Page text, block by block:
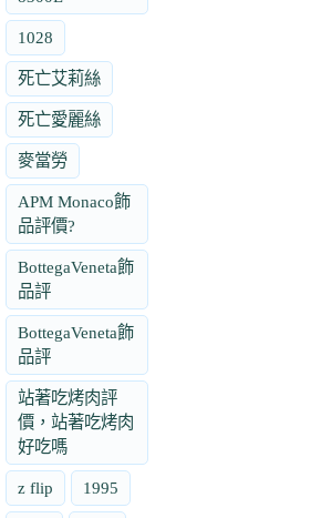
1028
死亡艾莉絲
死亡愛麗絲
麥當勞
APM Monaco飾
品評價?
BottegaVeneta飾
品評
BottegaVeneta飾
品評
站著吃烤肉評
價，站著吃烤肉
好吃嗎
z flip 1995